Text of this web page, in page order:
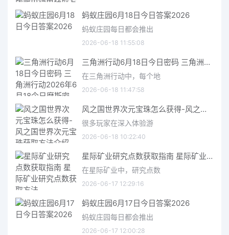
蚂蚁庄园6月18日今日答案2026
蚂蚁庄园每日都会推出
2026-06-18 11:55:08
三角洲行动6月18日今日密码 三角洲行动2026年6月18今日摩斯密码分享
在三角洲行动中，每个地
2026-06-18 11:47:58
风之国世界次元宝珠怎么获得-风之国世界次元宝珠获取方法介绍
很多玩家在深入体验游
2026-06-18 10:22:40
星际矿业研究点数获取指南 星际矿业研究点数获取方法
在星际矿业中，研究点数
2026-06-17 12:29:16
蚂蚁庄园6月17日今日答案2026
蚂蚁庄园每日都会推出
2026-06-17 12:00:28